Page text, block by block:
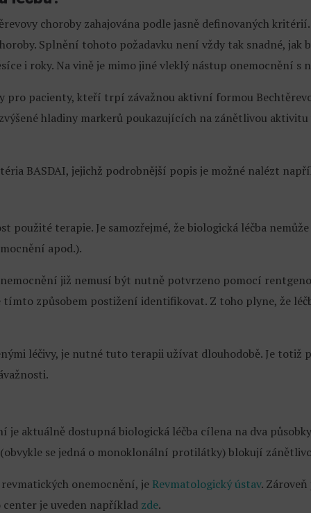
choroby zahajována podle jasně definovaných
Splnění tohoto požadavku není vždy tak snadné, jak
i roky. Na vině je mimo jiné vleklý nástup onemocnění s
pro pacienty, kteří trpí závažnou aktivní formou
hladiny markerů poukazujících na zánětlivou
BASDAI, jejichž podrobnější popis je možné nalézt
terapie. Je samozřejmé, že biologická léčba
apod.).
již nemusí být nutně potvrzeno pomocí
způsobem postižení identifikovat. Z toho plyne, že
léčivy, je nutné tuto terapii užívat dlouhodobě. Je totiž
aktuálně dostupná biologická léčba cílena na dva
se jedná o monoklonální protilátky) blokují
onemocnění, je Revmatologický ústav.
je uveden například zde.